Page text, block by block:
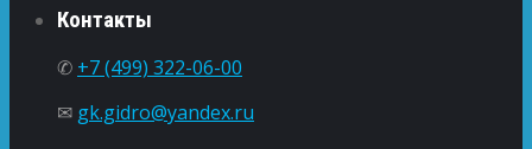
Контакты
✆ +7 (499) 322-06-00
✉ gk.gidro@yandex.ru